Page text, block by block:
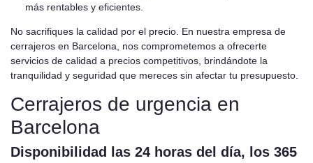
más rentables y eficientes.
No sacrifiques la calidad por el precio. En nuestra empresa de
cerrajeros en Barcelona, nos comprometemos a ofrecerte
servicios de calidad a precios competitivos, brindándote la
tranquilidad y seguridad que mereces sin afectar tu presupuesto.
Cerrajeros de urgencia en
Barcelona
Disponibilidad las 24 horas del día, los 365